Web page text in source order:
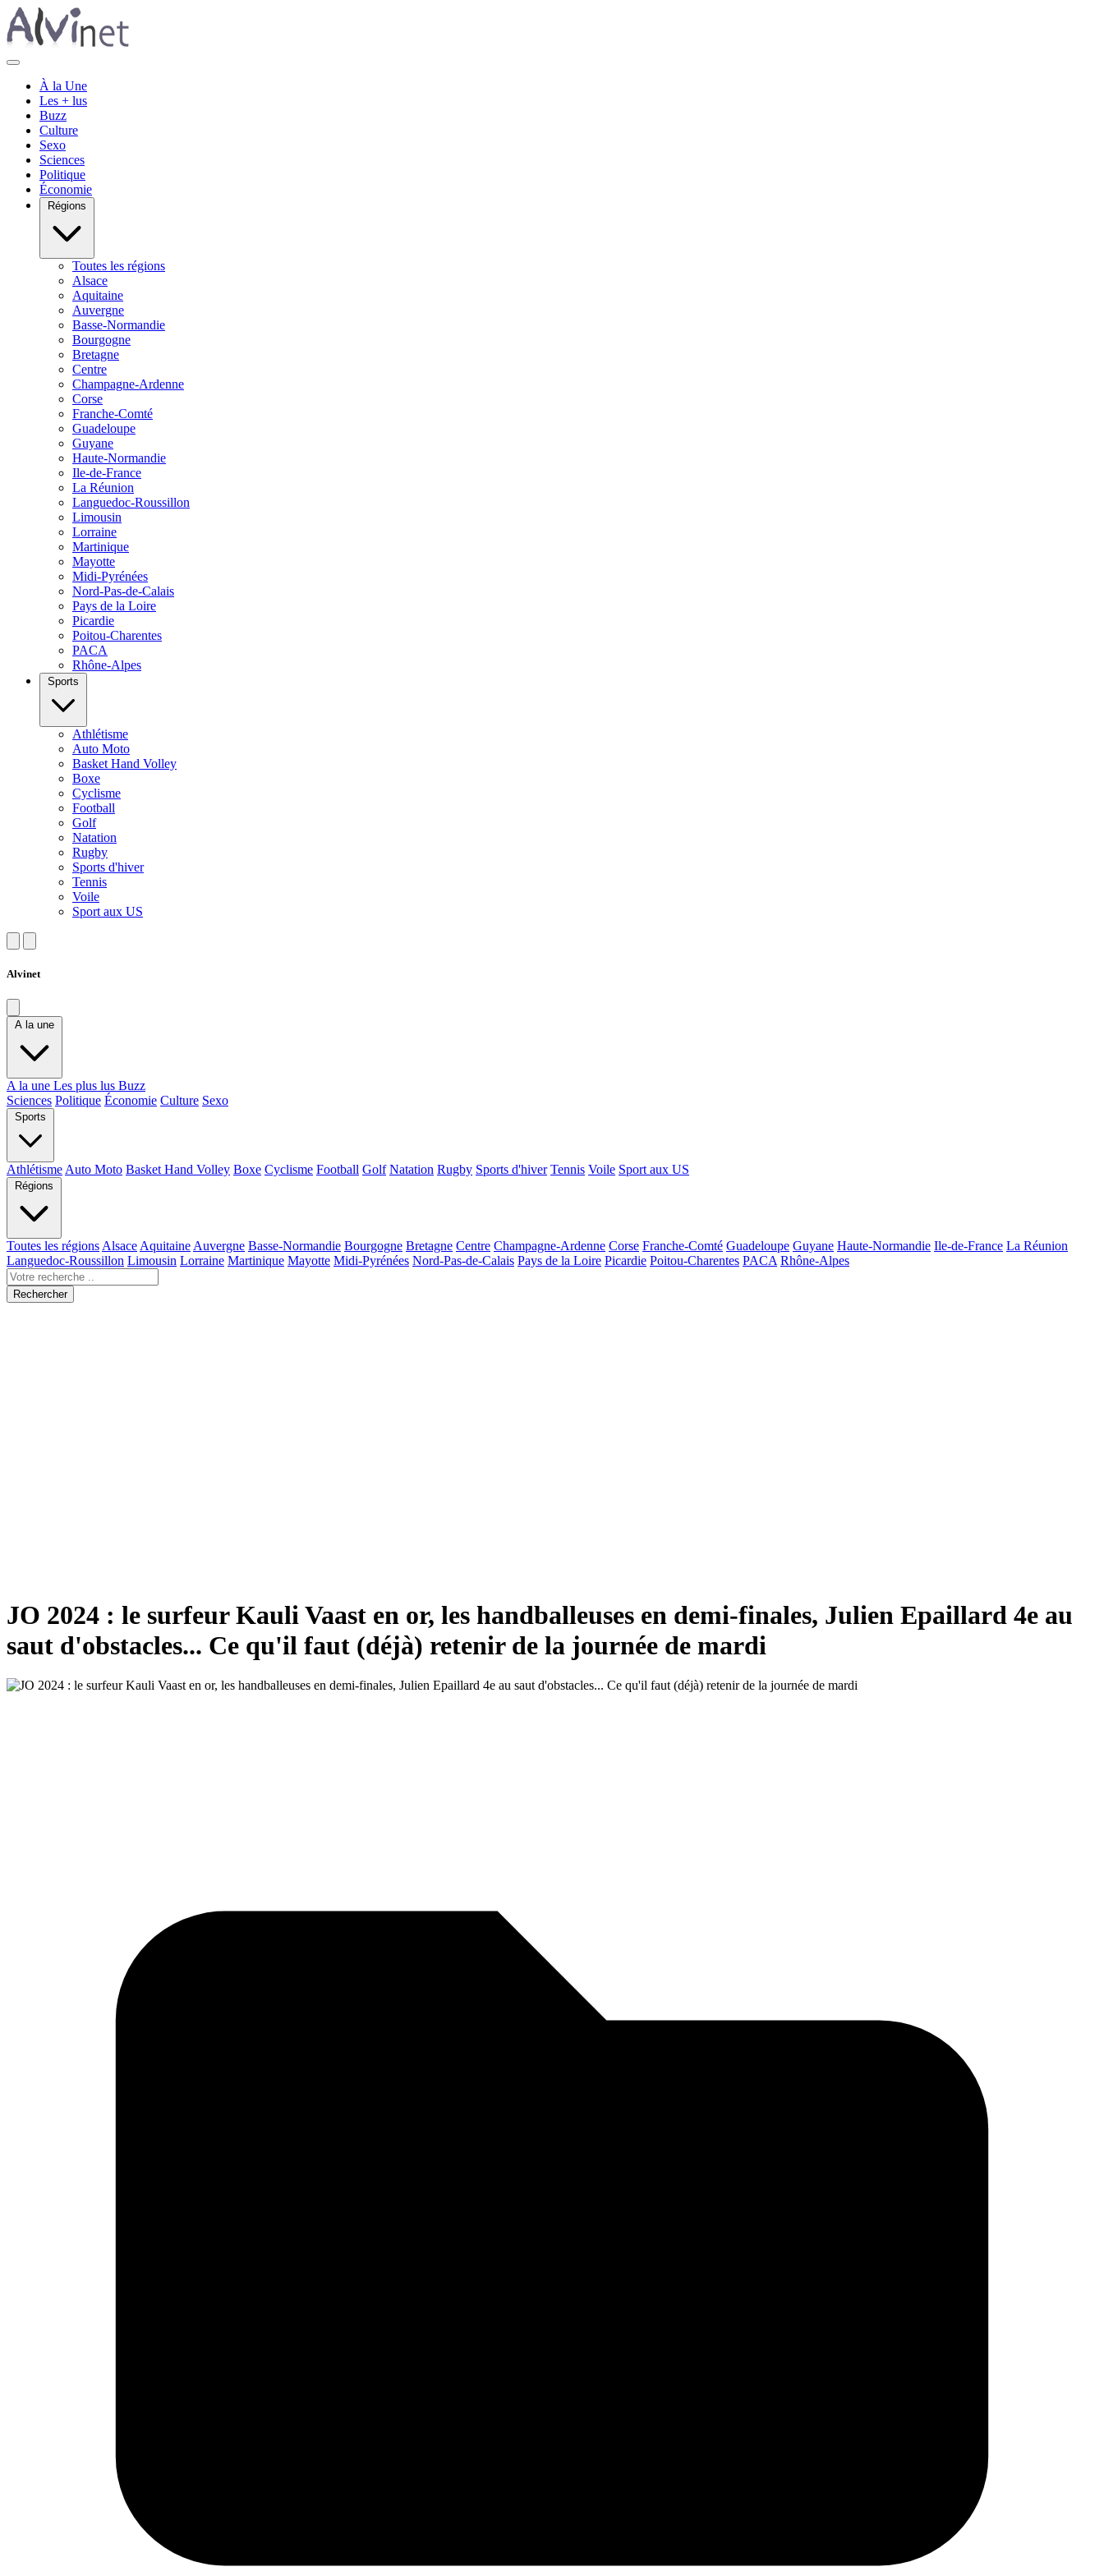
À la Une
Les + lus
Buzz
Culture
Sexo
Sciences
Politique
Économie
Régions
Toutes les régions
Alsace
Aquitaine
Auvergne
Basse-Normandie
Bourgogne
Bretagne
Centre
Champagne-Ardenne
Corse
Franche-Comté
Guadeloupe
Guyane
Haute-Normandie
Ile-de-France
La Réunion
Languedoc-Roussillon
Limousin
Lorraine
Martinique
Mayotte
Midi-Pyrénées
Nord-Pas-de-Calais
Pays de la Loire
Picardie
Poitou-Charentes
PACA
Rhône-Alpes
Sports
Athlétisme
Auto Moto
Basket Hand Volley
Boxe
Cyclisme
Football
Golf
Natation
Rugby
Sports d'hiver
Tennis
Voile
Sport aux US
Alvinet
A la une
A la une Les plus lus Buzz
Sciences Politique Économie Culture Sexo
Sports
Athlétisme Auto Moto Basket Hand Volley Boxe Cyclisme Football Golf Natation Rugby Sports d'hiver Tennis Voile Sport aux US
Régions
Toutes les régions Alsace Aquitaine Auvergne Basse-Normandie Bourgogne Bretagne Centre Champagne-Ardenne Corse Franche-Comté Guadeloupe Guyane Haute-Normandie Ile-de-France La Réunion
Languedoc-Roussillon Limousin Lorraine Martinique Mayotte Midi-Pyrénées Nord-Pas-de-Calais Pays de la Loire Picardie Poitou-Charentes PACA Rhône-Alpes
Rechercher
JO 2024 : le surfeur Kauli Vaast en or, les handballeuses en demi-finales, Julien Epaillard 4e au
saut d'obstacles... Ce qu'il faut (déjà) retenir de la journée de mardi